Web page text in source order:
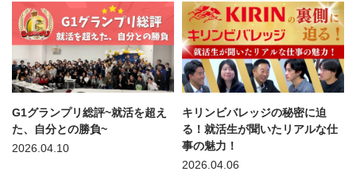
G1グランプリ総評~就活を超え
た、自分との勝負~
2026.04.10
キリンビバレッジの秘密に迫
る！就活生が聞いたリアルな仕
事の魅力！
2026.04.06